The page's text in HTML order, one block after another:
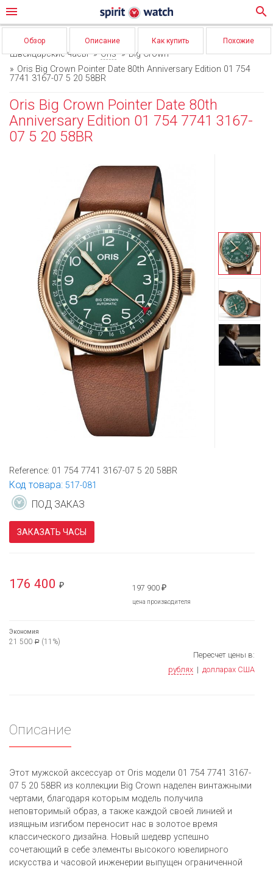
menu search
Обзор Описание Как купить Похожие
Швейцарские часы Oris
Big Crown
Oris Big Crown Pointer Date 80th Anniversary Edition 01 754
7741 3167-07 5 20 58BR
Oris Big Crown Pointer Date 80th
Anniversary Edition 01 754 7741 3167-
07 5 20 58BR
Reference: 01 754 7741 3167-07 5 20 58BR
Код товара: 517-081
ПОД ЗАКАЗ
ЗАКАЗАТЬ ЧАСЫ
176 400 ₽ 197 900 ₽
цена производителя
Экономия
21 500 Р (11%)
Пересчет цены в:
рублях | долларах США
Описание
Этот мужской аксессуар от Oris модели 01 754 7741 3167-
07 5 20 58BR из коллекции Big Crown наделен винтажными
чертами, благодаря которым модель получила
неповторимый образ, а также каждой своей линией и
изящным изгибом переносит нас в золотое время
классического дизайна. Новый шедевр успешно
сочетающий в себе элементы высокого ювелирного
искусства и часовой инженерии выпущен ограниченной